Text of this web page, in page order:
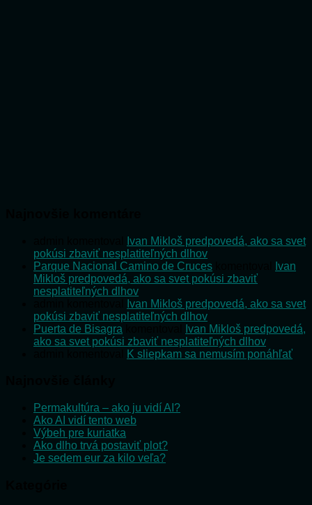
Ivan Mikloš predpovedá, ako sa svet
pokúsi zbaviť nesplatiteľných dlhov
Parque Nacional Camino de Cruces
Ivan
Mikloš predpovedá, ako sa svet pokúsi zbaviť
nesplatiteľných dlhov
Ivan Mikloš predpovedá, ako sa svet
pokúsi zbaviť nesplatiteľných dlhov
Puerta de Bisagra
Ivan Mikloš predpovedá,
ako sa svet pokúsi zbaviť nesplatiteľných dlhov
K sliepkam sa nemusím ponáhľať
Permakultúra – ako ju vidí AI?
Ako AI vidí tento web
Výbeh pre kuriatka
Ako dlho trvá postaviť plot?
Je sedem eur za kilo veľa?